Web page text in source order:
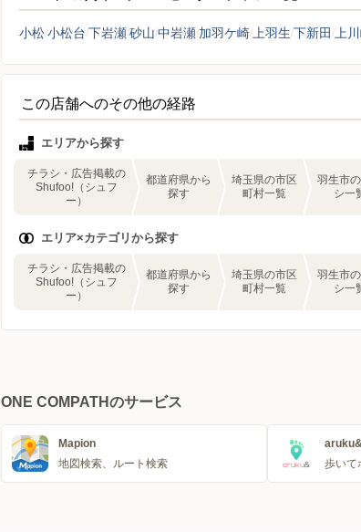
小松小松台 下岩瀬砂山 中岩瀬 加羽ケ崎 上羽生 下新田 上
この店舗へのその他の経路
エリアから探す
チラシ・広告掲載の
Shufoo!（シュフ
ー）
都道府県から
探す
埼玉県の市区
町村一覧
羽生市
シ一
エリア×カテゴリから探す
チラシ・広告掲載の
Shufoo!（シュフ
ー）
都道府県から
探す
埼玉県の市区
町村一覧
羽生市
シ一
ONE COMPATHのサービス
Mapion
地図検索、ルート検索
aruku&
歩いて